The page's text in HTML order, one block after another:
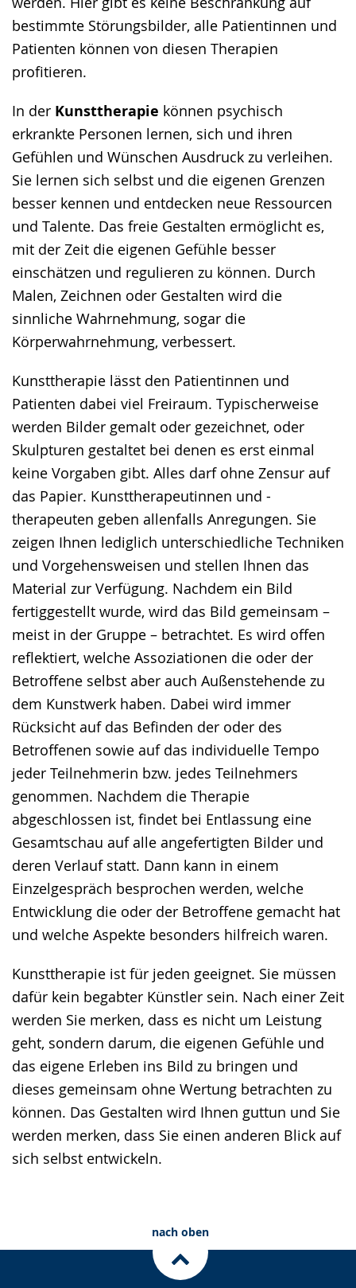
bestimmte Störungsbilder, alle Patientinnen und
Patienten können von diesen Therapien
profitieren.
In der Kunsttherapie können psychisch
erkrankte Personen lernen, sich und ihren
Gefühlen und Wünschen Ausdruck zu verleihen.
Sie lernen sich selbst und die eigenen Grenzen
besser kennen und entdecken neue Ressourcen
und Talente. Das freie Gestalten ermöglicht es,
mit der Zeit die eigenen Gefühle besser
einschätzen und regulieren zu können. Durch
Malen, Zeichnen oder Gestalten wird die
sinnliche Wahrnehmung, sogar die
Körperwahrnehmung, verbessert.
Kunsttherapie lässt den Patientinnen und
Patienten dabei viel Freiraum. Typischerweise
werden Bilder gemalt oder gezeichnet, oder
Skulpturen gestaltet bei denen es erst einmal
keine Vorgaben gibt. Alles darf ohne Zensur auf
das Papier. Kunsttherapeutinnen und -
therapeuten geben allenfalls Anregungen. Sie
zeigen Ihnen lediglich unterschiedliche Techniken
und Vorgehensweisen und stellen Ihnen das
Material zur Verfügung. Nachdem ein Bild
fertiggestellt wurde, wird das Bild gemeinsam –
meist in der Gruppe – betrachtet. Es wird offen
reflektiert, welche Assoziationen die oder der
Betroffene selbst aber auch Außenstehende zu
dem Kunstwerk haben. Dabei wird immer
Rücksicht auf das Befinden der oder des
Betroffenen sowie auf das individuelle Tempo
jeder Teilnehmerin bzw. jedes Teilnehmers
genommen. Nachdem die Therapie
abgeschlossen ist, findet bei Entlassung eine
Gesamtschau auf alle angefertigten Bilder und
deren Verlauf statt. Dann kann in einem
Einzelgespräch besprochen werden, welche
Entwicklung die oder der Betroffene gemacht hat
und welche Aspekte besonders hilfreich waren.
Kunsttherapie ist für jeden geeignet. Sie müssen
dafür kein begabter Künstler sein. Nach einer Zeit
werden Sie merken, dass es nicht um Leistung
geht, sondern darum, die eigenen Gefühle und
das eigene Erleben ins Bild zu bringen und
dieses gemeinsam ohne Wertung betrachten zu
können. Das Gestalten wird Ihnen guttun und Sie
werden merken, dass Sie einen anderen Blick auf
sich selbst entwickeln.
nach oben